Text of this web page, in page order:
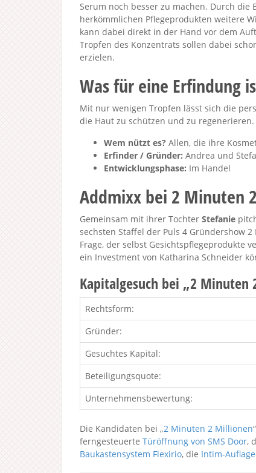
Serum noch besser zu machen. Durch die
herkömmlichen Pflegeprodukten weitere
kann dabei direkt in der Hand vor dem
Tropfen des Konzentrats sollen dabei
erzielen.
Was für eine Erfindung
Mit nur wenigen Tropfen lässt sich die
die Haut zu schützen und zu regenerieren.
Wem nützt es? Allen, die ihre
Erfinder / Gründer: Andrea und
Entwicklungsphase: Im Handel
Addmixx bei 2 Minuten
Gemeinsam mit ihrer Tochter Stefanie
sechsten Staffel der Puls 4 Gründershow
Frage, der selbst Gesichtspflegeprodukte
ein Investment von Katharina Schneider
Kapitalgesuch bei „2 Minuten
Rechtsform:
Gründer:
Gesuchtes Kapital:
Beteiligungsquote:
Unternehmensbewertung:
Die Kandidaten bei „2 Minuten 2 Millionen
ferngesteuerte Türöffnung von SMS Door,
Baukastensystem Flexirio, die Intim-Auflage